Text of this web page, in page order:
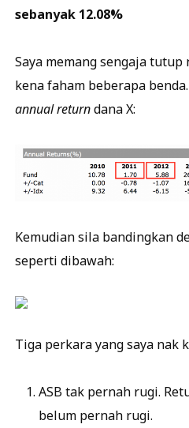
sebanyak 12.08%
Saya memang sengaja tutup
kena faham beberapa
annual returndana X:
Kemudian sila bandingkan
seperti dibawah:
Tiga perkara yang saya nak
ASB tak pernah rugi.
belum pernah rugi.